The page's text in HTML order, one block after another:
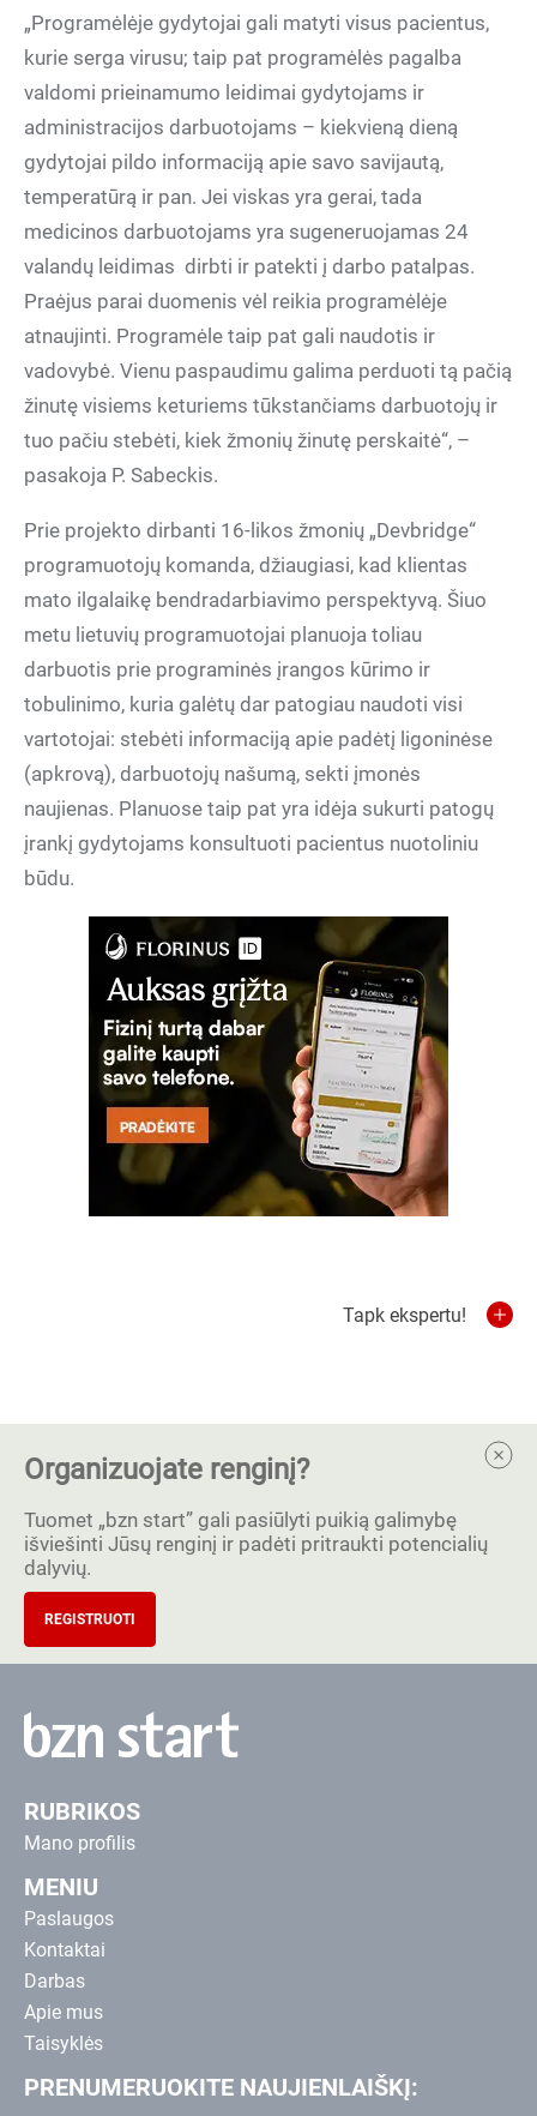
„Programėlėje gydytojai gali matyti visus pacientus,
kurie serga virusu; taip pat programėlės pagalba
valdomi prieinamumo leidimai gydytojams ir
administracijos darbuotojams – kiekvieną dieną
gydytojai pildo informaciją apie savo savijautą,
temperatūrą ir pan. Jei viskas yra gerai, tada
medicinos darbuotojams yra sugeneruojamas 24
valandų leidimas dirbti ir patekti į darbo patalpas.
Praėjus parai duomenis vėl reikia programėlėje
atnaujinti. Programėle taip pat gali naudotis ir
vadovybė. Vienu paspaudimu galima perduoti tą pačią
žinutę visiems keturiems tūkstančiams darbuotojų ir
tuo pačiu stebėti, kiek žmonių žinutę perskaitė“, –
pasakoja P. Sabeckis.
Prie projekto dirbanti 16-likos žmonių „Devbridge“
programuotojų komanda, džiaugiasi, kad klientas
mato ilgalaikę bendradarbiavimo perspektyvą. Šiuo
metu lietuvių programuotojai planuoja toliau
darbuotis prie programinės įrangos kūrimo ir
tobulinimo, kuria galėtų dar patogiau naudoti visi
vartotojai: stebėti informaciją apie padėtį ligoninėse
(apkrovą), darbuotojų našumą, sekti įmonės
naujienas. Planuose taip pat yra idėja sukurti patogų
įrankį gydytojams konsultuoti pacientus nuotoliniu
būdu.
Tapk ekspertu!
Organizuojate renginį?
Tuomet „bzn start” gali pasiūlyti puikią galimybę
išviešinti Jūsų renginį ir padėti pritraukti potencialių
dalyvių.
REGISTRUOTI
RUBRIKOS
Mano profilis
MENIU
Paslaugos
Kontaktai
Darbas
Apie mus
Taisyklės
PRENUMERUOKITE NAUJIENLAIŠKĮ: